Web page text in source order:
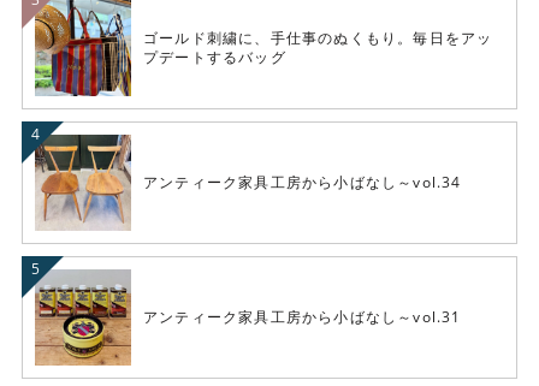
ゴールド刺繍に、手仕事のぬくもり。毎日をアッ
プデートするバッグ
アンティーク家具工房から小ばなし～vol.34
アンティーク家具工房から小ばなし～vol.31